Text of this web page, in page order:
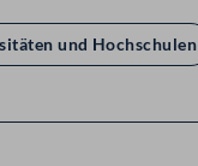
und Hochschulen